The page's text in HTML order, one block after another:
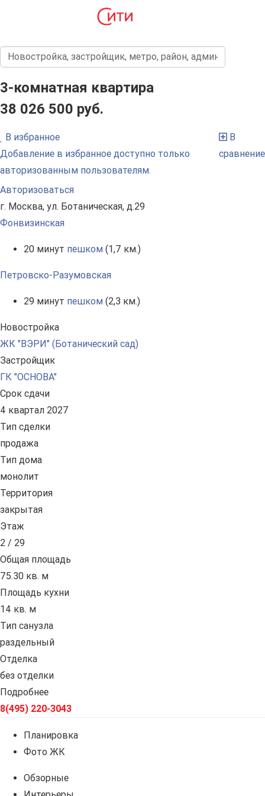
3-комнатная квартира
38 026 500 руб.
В избранное
Добавление в избранное доступно только
авторизованным пользователям.
Авторизоваться
В
сравнение
г. Москва, ул. Ботаническая, д.29
Фонвизинская
20 минут пешком (1,7 км.)
Петровско-Разумовская
29 минут пешком (2,3 км.)
Новостройка
ЖК "ВЭРИ" (Ботанический сад)
Застройщик
ГК "ОСНОВА"
Срок сдачи
4 квартал 2027
Тип сделки
продажа
Тип дома
монолит
Территория
закрытая
Этаж
2 / 29
Общая площадь
75.30 кв. м
Площадь кухни
14 кв. м
Тип санузла
раздельный
Отделка
без отделки
Подробнее
8(495) 220-3043
Планировка
Фото ЖК
Обзорные